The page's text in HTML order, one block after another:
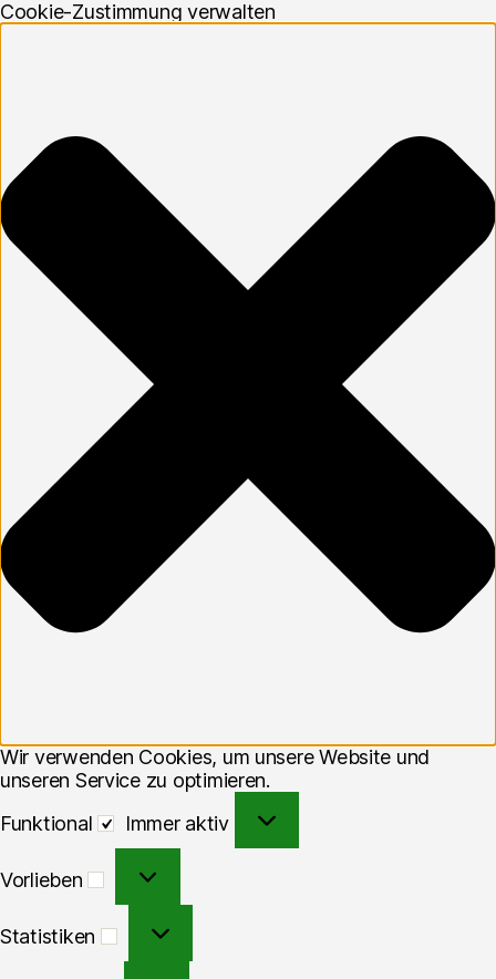
Cookie-Zustimmung verwalten
Wir verwenden Cookies, um unsere Website und
unseren Service zu optimieren.
Funktional
Immer aktiv
Vorlieben
Statistiken